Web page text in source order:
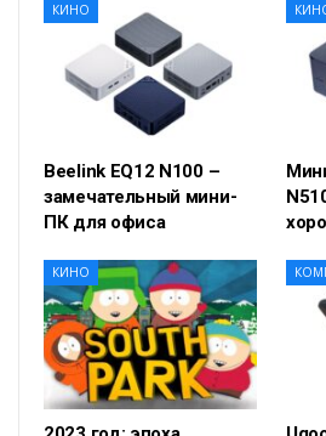
КИНО
Beelink EQ12 N100 –
замечательный мини-
ПК для офиса
КИНО